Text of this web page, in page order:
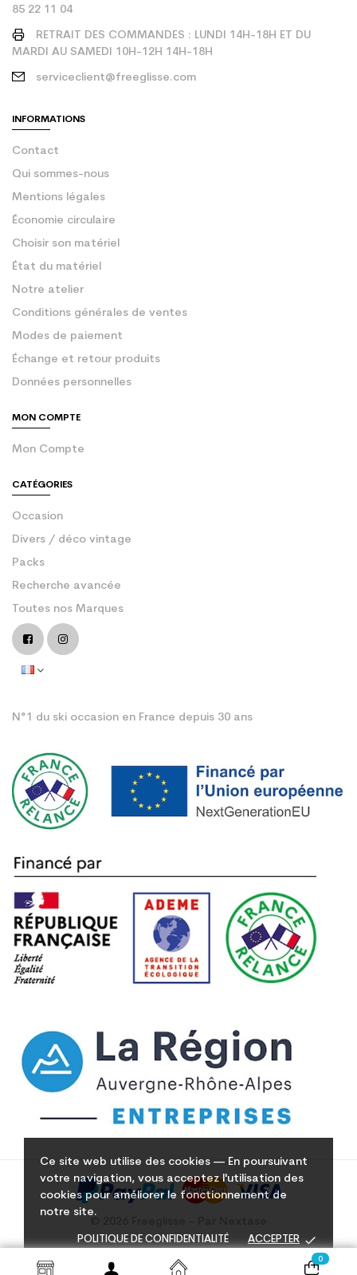
Ce site web utilise des cookies — En poursuivant
votre navigation, vous acceptez l'utilisation des
cookies pour améliorer le fonctionnement de
notre site.
POLITIQUE DE CONFIDENTIALITÉ ACCEPTER done
0
85 22 11 04
RETRAIT DES COMMANDES : LUNDI 14H-18H ET DU
MARDI AU SAMEDI 10H-12H 14H-18H
serviceclient@freeglisse.com
INFORMATIONS
Contact
Qui sommes-nous
Mentions légales
Économie circulaire
Choisir son matériel
État du matériel
Notre atelier
Conditions générales de ventes
Modes de paiement
Échange et retour produits
Données personnelles
MON COMPTE
Mon Compte
CATÉGORIES
Occasion
Divers / déco vintage
Packs
Recherche avancée
Toutes nos Marques
N°1 du ski occasion en France depuis 30 ans